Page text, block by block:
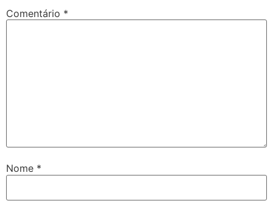
Comentário *
Nome *